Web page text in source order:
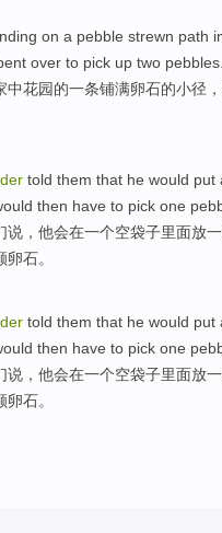
on a pebble strewn path
over to pick up two pebbles
中花园的一条铺满卵石的小径 ，
told them that he would put
then have to pick one
说， 他会在一个空袋子里面放一
卵石。
told them that he would put
then have to pick one
说， 他会在一个空袋子里面放一
卵石。